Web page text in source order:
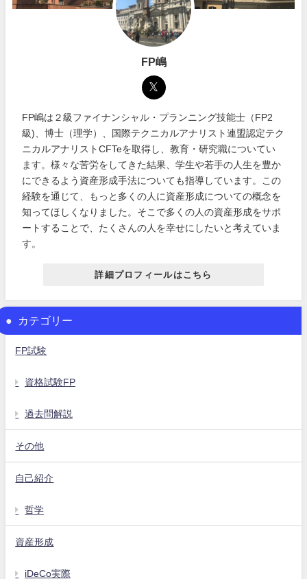
FP嶋
FP嶋は２級ファイナンシャル・プランニング技能士（FP2
級)、博士（理学）、国際テクニカルアナリスト連盟認定テク
ニカルアナリストCFTeを取得し、教育・研究職についてい
ます。様々な苦労をしてきた結果、学生や若手の人生を豊か
にできるよう資産形成手法についても指導しています。この
経験を通じて、もっと多くの人に資産形成についての概念を
知ってほしくなりました。そこで多くの人の資産形成をサポ
ートすることで、たくさんの人を幸せにしたいと考えていま
す。
詳細プロフィールはこちら
カテゴリー
FP試験
資格試験FP
過去問解説
その他
自己紹介
哲学
資産形成
iDeCo実際